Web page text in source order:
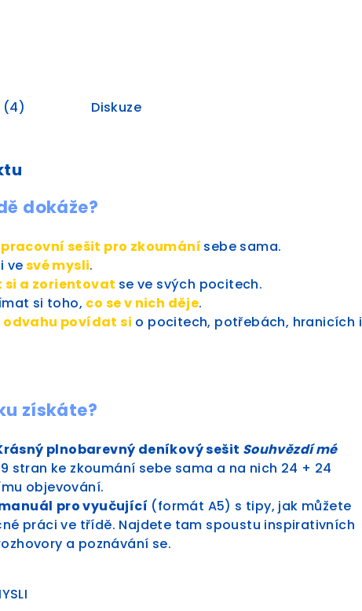
(4) Diskuze
dokáže?
pracovní sešit pro zkoumání sebe sama.
vesvé mysli.
si a zorientovat se ve svých pocitech.
si toho, co se v nich děje.
odvahu povídat si o pocitech, potřebách, hranicích i
získáte?
Krásný plnobarevný deníkový sešit Souhvězdí mé
stran ke zkoumání sebe sama a na nich 24 + 24
objevování.
pro vyučující (formát A5) s tipy, jak můžete
práci ve třídě. Najdete tam spoustu inspirativních
a poznávání se.